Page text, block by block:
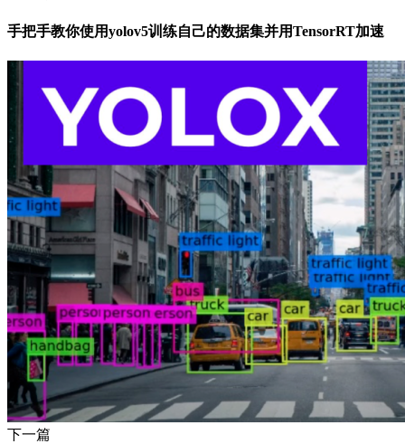
手把手教你使用yolov5训练自己的数据集并用TensorRT加速
下一篇